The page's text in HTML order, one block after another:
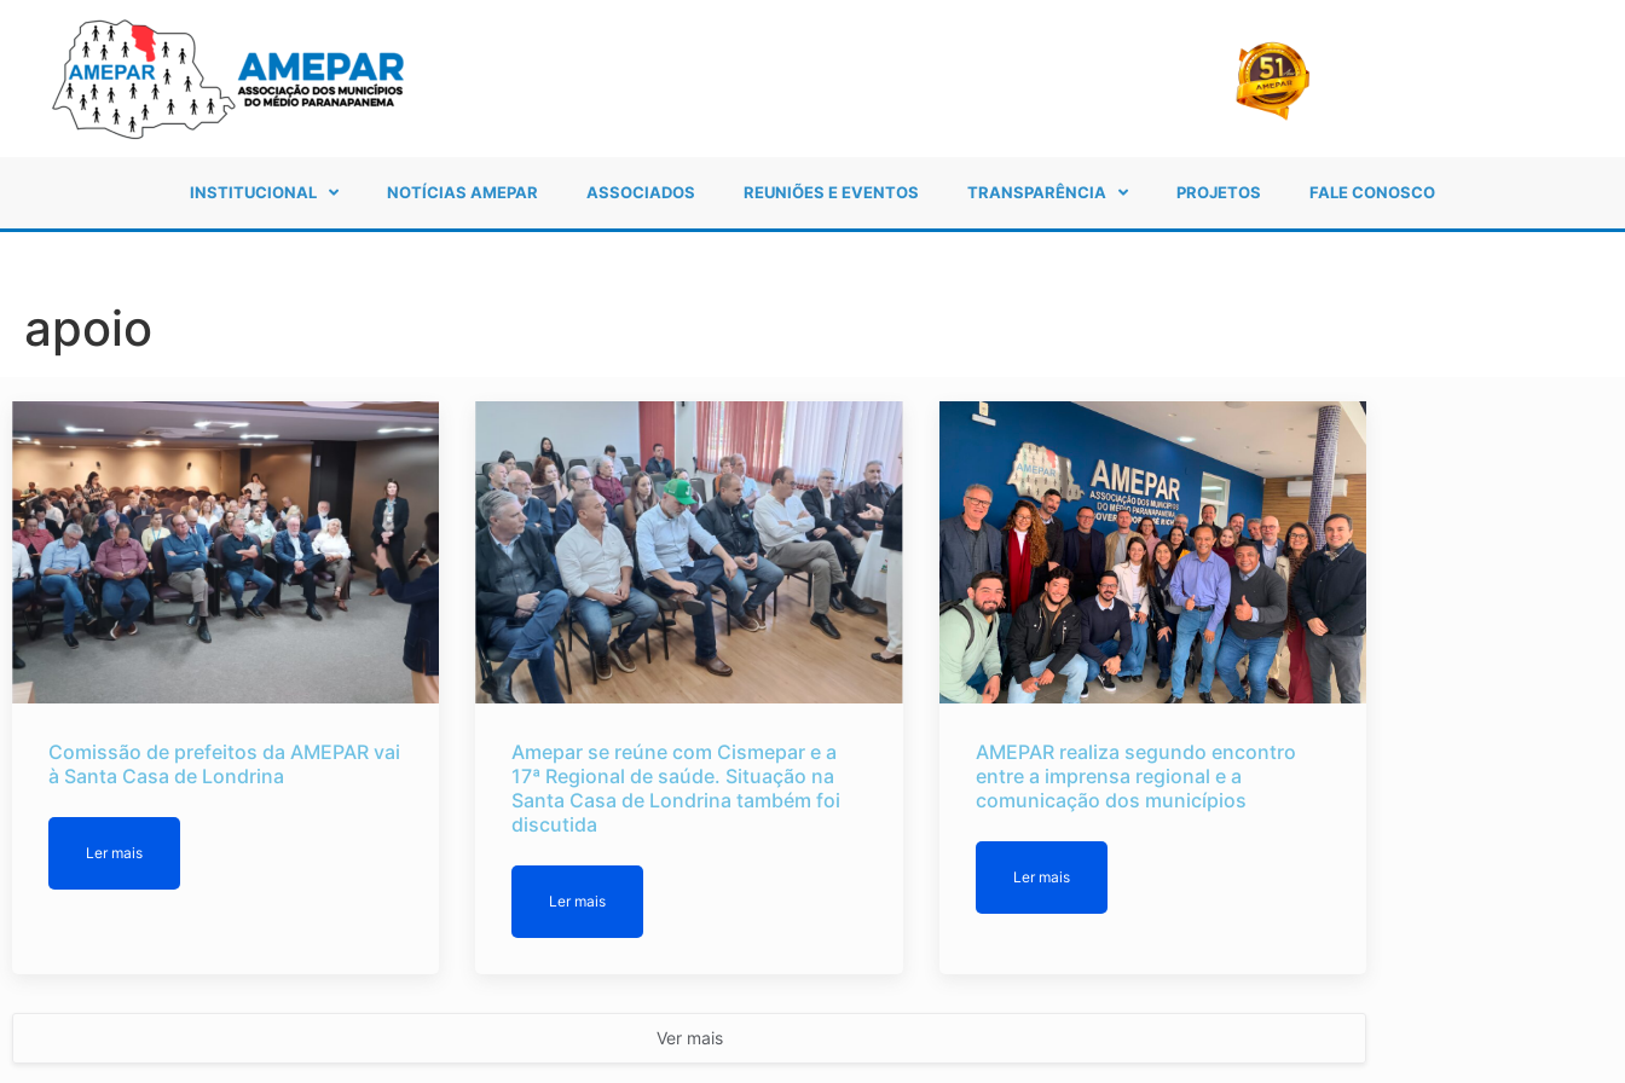
INSTITUCIONAL NOTÍCIAS AMEPAR ASSOCIADOS REUNIÕES E EVENTOS TRANSPARÊNCIA PROJETOS FALE CONOSCO
apoio
Comissão de prefeitos da AMEPAR vai
à Santa Casa de Londrina
Ler mais
Amepar se reúne com Cismepar e a
17ª Regional de saúde. Situação na
Santa Casa de Londrina também foi
discutida
Ler mais
AMEPAR realiza segundo encontro
entre a imprensa regional e a
comunicação dos municípios
Ler mais
Ver mais